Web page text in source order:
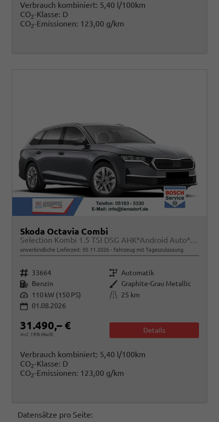
Verbrauch kombiniert: 5,40 l/100km
CO2-Klasse: D
CO2-Emissionen: 123,00 g/km
Skoda Octavia Combi
Selection Kombi 1.5 TSI DSG AHK*Android Auto*ACC*SHZ*E-Heck*Keyless*Kamera*2Z Klimaauto
unverbindliche Lieferzeit: 05.11.2026 Fahrzeug mit Tageszulassung
Fahrzeugnr. 33664 Getriebe Automatik
Kraftstoff Benzin Außenfarbe Graphite-Grau Metallic
Leistung 110 kW (150 PS) Kilometerstand
25 km
01.08.2026
31.490,– €
incl. 19% MwSt.
Details
Verbrauch kombiniert: 5,40 l/100km
CO2-Klasse: D
CO2-Emissionen: 123,00 g/km
Datensätze pro Seite: